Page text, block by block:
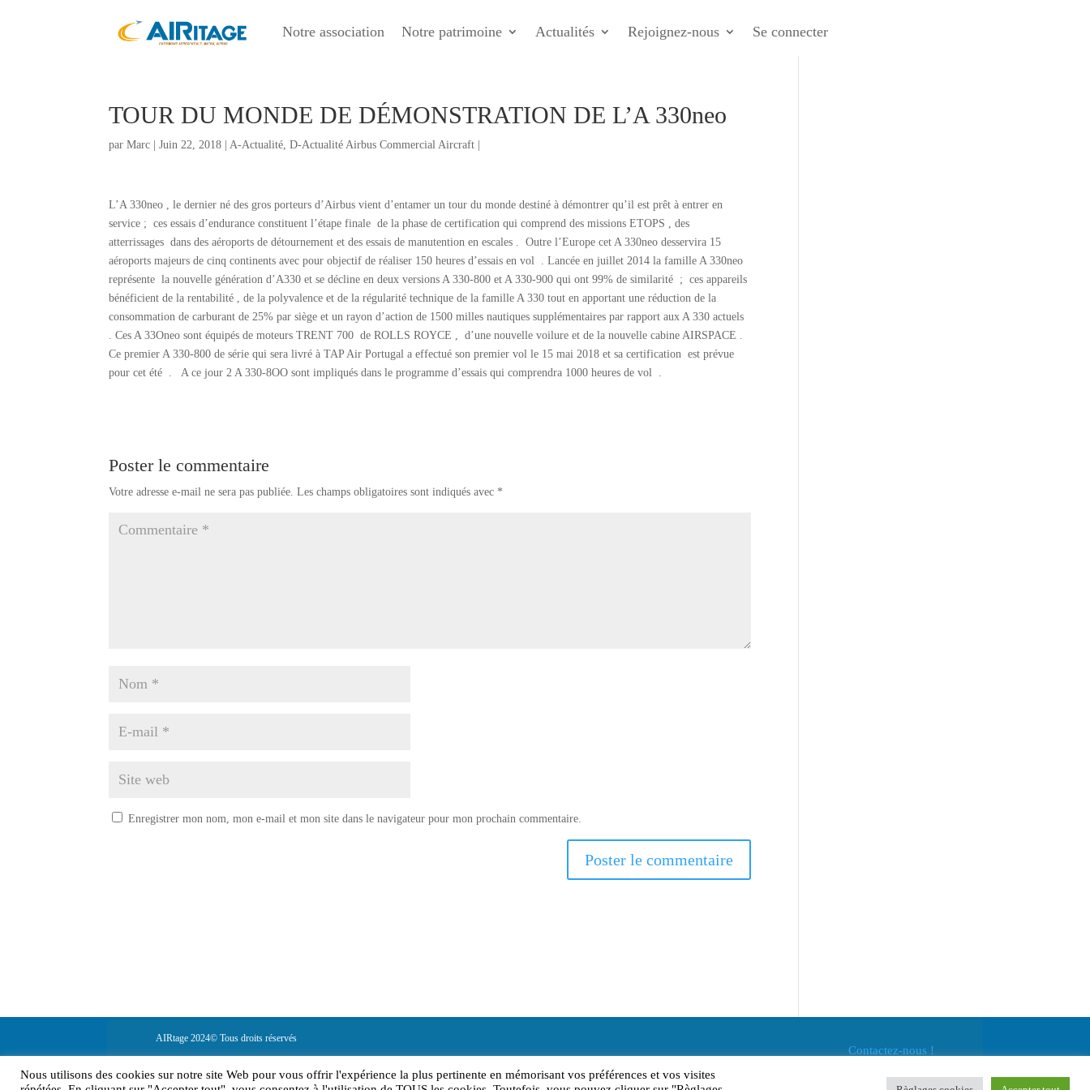
Notre association Notre patrimoine Actualités Rejoignez-nous Se connecter
TOUR DU MONDE DE DÉMONSTRATION DE L’A 330neo
parMarc |Juin 22, 2018 |A-Actualité,D-Actualité Airbus Commercial Aircraft
L’A 330neo , le dernier né des gros porteurs d’Airbus vient d’entamer un tour du monde destiné à démontrer qu’il est prêt à entrer en
service ; ces essais d’endurance constituent l’étape finale de la phase de certification qui comprend des missions ETOPS , des
atterrissages dans des aéroports de détournement et des essais de manutention en escales . Outre l’Europe cet A 330neo desservira 15
aéroports majeurs de cinq continents avec pour objectif de réaliser 150 heures d’essais en vol . Lancée en juillet 2014 la famille A 330neo
représente la nouvelle génération d’A330 et se décline en deux versions A 330-800 et A 330-900 qui ont 99% de similarité ; ces appareils
bénéficient de la rentabilité , de la polyvalence et de la régularité technique de la famille A 330 tout en apportant une réduction de la
consommation de carburant de 25% par siège et un rayon d’action de 1500 milles nautiques supplémentaires par rapport aux A 330 actuels
. Ces A 33Oneo sont équipés de moteurs TRENT 700 de ROLLS ROYCE , d’une nouvelle voilure et de la nouvelle cabine AIRSPACE .
Ce premier A 330-800 de série qui sera livré à TAP Air Portugal a effectué son premier vol le 15 mai 2018 et sa certification est prévue
pour cet été . A ce jour 2 A 330-8OO sont impliqués dans le programme d’essais qui comprendra 1000 heures de vol .
Poster le commentaire
Votre adresse e-mail ne sera pas publiée. Les champs obligatoires sont indiqués avec *
Enregistrer mon nom, mon e-mail et mon site dans le navigateur pour mon prochain commentaire.
AIRtage 2024© Tous droits réservés
Contactez-nous !
Nous utilisons des cookies sur notre site Web pour vous offrir l'expérience la plus pertinente en mémorisant vos préférences et vos visites